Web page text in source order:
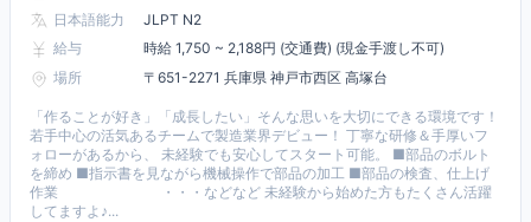
日本語能力
JLPT N2
給与
時給 1,750 ~ 2,188円 (交通費) (現金手渡し不可)
場所
〒651-2271 兵庫県 神戸市西区 高塚台
「作ることが好き」「成長したい」そんな思いを大切にできる環境です！
若手中心の活気あるチームで製造業界デビュー！ 丁寧な研修＆手厚いフ
ォローがあるから、 未経験でも安心してスタート可能。 ■部品のボルト
を締め ■指示書を見ながら機械操作で部品の加工 ■部品の検査、仕上げ
作業 ・・・などなど 未経験から始めた方もたくさん活躍
してますよ♪...